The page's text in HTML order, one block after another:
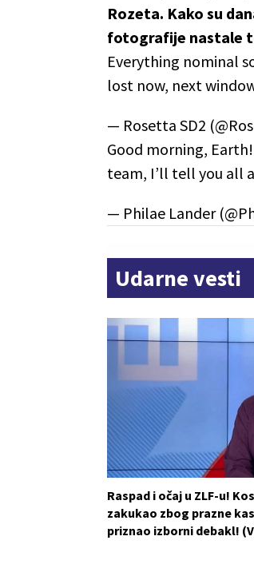
Rozeta. Kako su
fotografije nastale
Everything nominal
lost now, next
— Rosetta SD2
Good morning,
team, I’ll tell you all
— Philae Lander
Udarne vesti
Raspad i očaj u ZLF-u!
zakukao zbog prazne
priznao izborni debakl!